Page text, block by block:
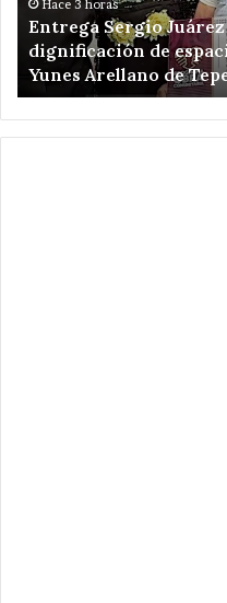
dignificación
de
espacios
del
mercado
Julián
Yunes
Hace 3 horas
Entrega Sergio
dignificación de
Yunes Arellano de